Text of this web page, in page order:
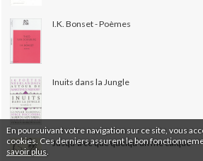
En poursuivant votre navigation sur ce site, vous
cookies. Ces derniers assurent le bon
savoir plus
I.K. Bonset - Poèmes
Inuits dans la Jungle
Jusqu’à ce que quelqu’un me calque